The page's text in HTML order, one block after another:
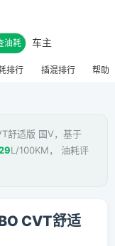
油耗 车主
排行 插混排行 帮助
舒适版 国V，基于
L/100KM， 油耗评
CVT舒适